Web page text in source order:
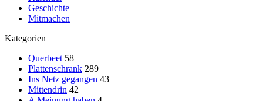
Geschichte
Mitmachen
Kategorien
Querbeet 58
Plattenschrank 289
Ins Netz gegangen 43
Mittendrin 42